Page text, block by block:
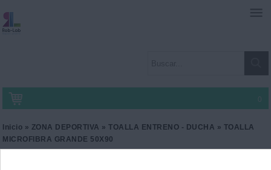
0
Inicio » ZONA DEPORTIVA »TOALLA ENTRENO - DUCHA » TOALLA
MICROFIBRA GRANDE 50X90